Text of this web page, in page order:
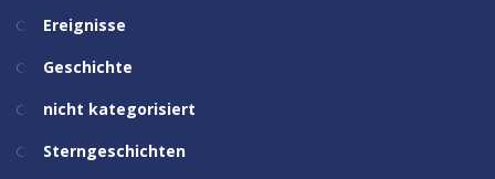
Ereignisse
Geschichte
nicht kategorisiert
Sterngeschichten